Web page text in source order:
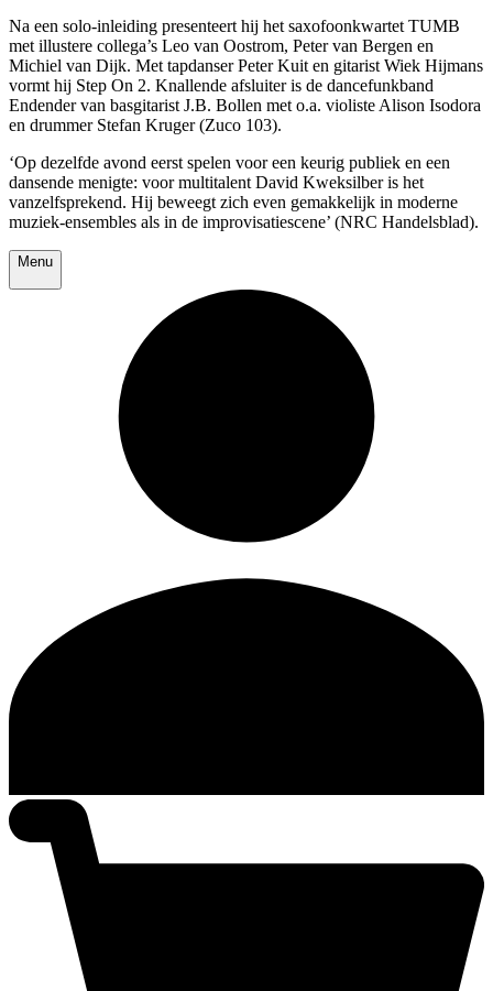
Na een solo-inleiding presenteert hij het saxofoonkwartet TUMB
met illustere collega’s Leo van Oostrom, Peter van Bergen en
Michiel van Dijk. Met tapdanser Peter Kuit en gitarist Wiek Hijmans
vormt hij Step On 2. Knallende afsluiter is de dancefunkband
Endender van basgitarist J.B. Bollen met o.a. violiste Alison Isodora
en drummer Stefan Kruger (Zuco 103).
‘Op dezelfde avond eerst spelen voor een keurig publiek en een
dansende menigte: voor multitalent David Kweksilber is het
vanzelfsprekend. Hij beweegt zich even gemakkelijk in moderne
muziek-ensembles als in de improvisatiescene’ (NRC Handelsblad).
Menu